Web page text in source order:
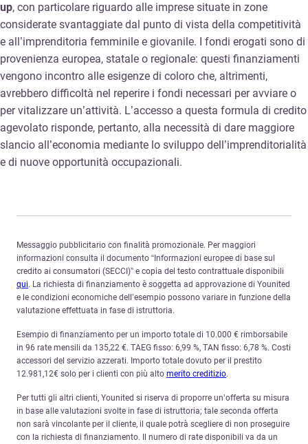
up, con particolare riguardo alle imprese situate in zone
considerate svantaggiate dal punto di vista della competitività
e all’imprenditoria femminile e giovanile. I fondi erogati sono di
provenienza europea, statale o regionale: questi finanziamenti
vengono incontro alle esigenze di coloro che, altrimenti,
avrebbero difficoltà nel reperire i fondi necessari per avviare o
per vitalizzare un’attività. L’accesso a questa formula di credito
agevolato risponde, pertanto, alla necessità di dare maggiore
slancio all’economia mediante lo sviluppo dell’imprenditorialità
e di nuove opportunità occupazionali.
Messaggio pubblicitario con finalità promozionale. Per maggiori
informazioni consulta il documento “Informazioni europee di base sul
credito ai consumatori (SECCI)” e copia del testo contrattuale disponibili
qui. La richiesta di finanziamento è soggetta ad approvazione di Younited
e le condizioni economiche dell’esempio possono variare in funzione della
valutazione effettuata in fase di istruttoria.
Esempio di finanziamento per un importo totale di 10.000 € rimborsabile
in 96 rate mensili da 135,22 €. TAEG fisso: 6,99 %, TAN fisso: 6,78 %. Costi
accessori del servizio azzerati. Importo totale dovuto per il prestito
12.981,12€ solo per i clienti con più alto merito creditizio.
Per tutti gli altri clienti, Younited si riserva di proporre un’offerta su misura
in base alle valutazioni svolte in fase di istruttoria; tale seconda offerta
non sarà vincolante per il cliente, il quale potrà scegliere di non proseguire
con la richiesta di finanziamento. Il numero di rate disponibili va da un